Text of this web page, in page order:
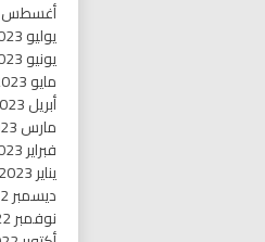
أغسطس 2023
يوليو 2023
يونيو 2023
مايو 2023
أبريل 2023
مارس 2023
فبراير 2023
يناير 2023
ديسمبر 2022
نوفمبر 2022